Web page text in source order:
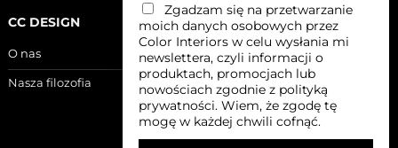
CC DESIGN
O nas
Nasza filozofia
Zgadzam się na przetwarzanie
moich danych osobowych przez
Color Interiors w celu wysłania mi
newslettera, czyli informacji o
produktach, promocjach lub
nowościach zgodnie z polityką
prywatności. Wiem, że zgodę tę
mogę w każdej chwili cofnąć.